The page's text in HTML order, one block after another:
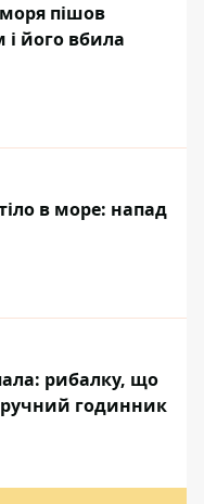
моря пішов
його вбила
в море: напад
рибалку, що
годинник